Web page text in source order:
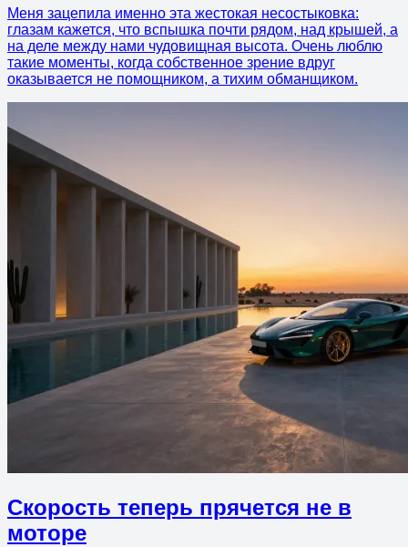
Меня зацепила именно эта жестокая несостыковка:
глазам кажется, что вспышка почти рядом, над крышей, а
на деле между нами чудовищная высота. Очень люблю
такие моменты, когда собственное зрение вдруг
оказывается не помощником, а тихим обманщиком.
Скорость теперь прячется не в
моторе